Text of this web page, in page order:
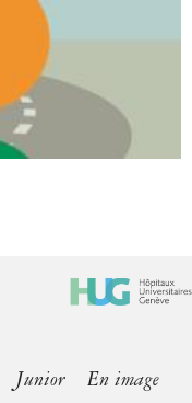
Junior
En image